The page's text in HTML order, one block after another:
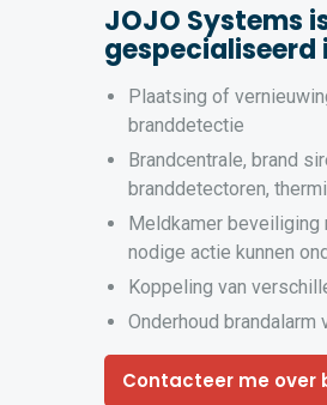
JOJO Systems
gespecialiseerd
Plaatsing of
branddetectie
Brandcentrale, brand
branddetectoren,
Meldkamer beveiliging
nodige actie kunnen
Koppeling van
Onderhoud
Contacteer me over